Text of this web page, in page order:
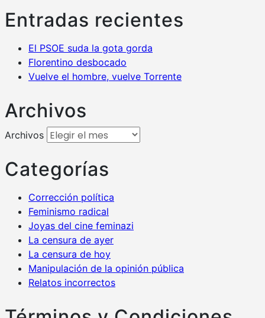
Entradas recientes
El PSOE suda la gota gorda
Florentino desbocado
Vuelve el hombre, vuelve Torrente
Archivos
Archivos
Categorías
Corrección política
Feminismo radical
Joyas del cine feminazi
La censura de ayer
La censura de hoy
Manipulación de la opinión pública
Relatos incorrectos